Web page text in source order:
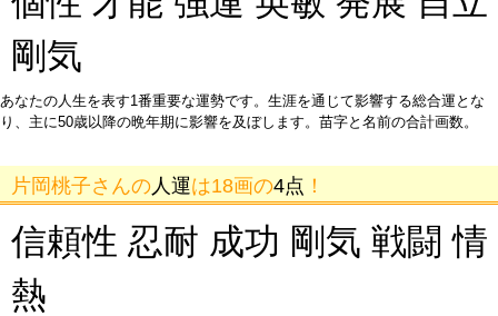
剛気
あなたの人生を表す1番重要な運勢です。生涯を通じて影響する総合運とな
り、主に50歳以降の晩年期に影響を及ぼします。苗字と名前の合計画数。
片岡桃子さんの 人運は18画の4点 ！
信頼性 忍耐 成功 剛気 戦闘 情
熱